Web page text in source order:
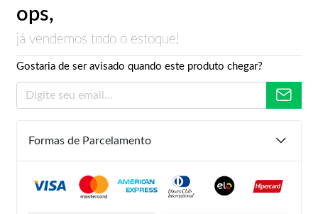
ops,
já vendemos todo o estoque!
Gostaria de ser avisado quando este produto chegar?
Formas de Parcelamento